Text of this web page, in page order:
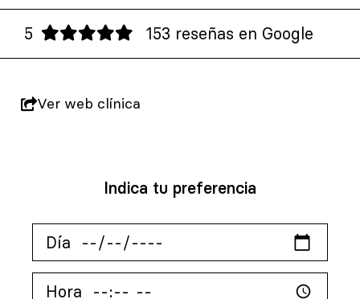
5 153 reseñas en Google
Ver web clínica
Indica tu preferencia